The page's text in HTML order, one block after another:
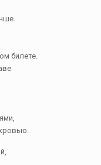
билете.